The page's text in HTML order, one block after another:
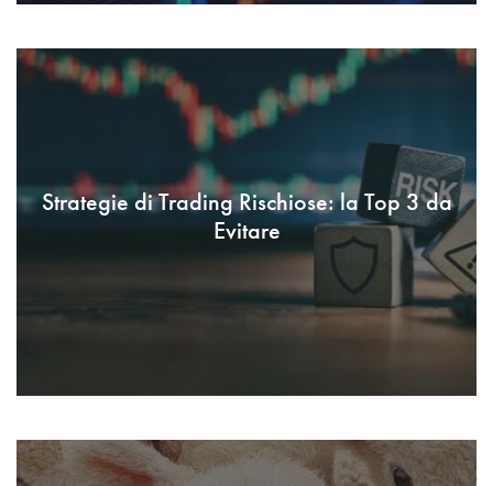
Strategie di Trading Rischiose: la Top 3 da
Evitare